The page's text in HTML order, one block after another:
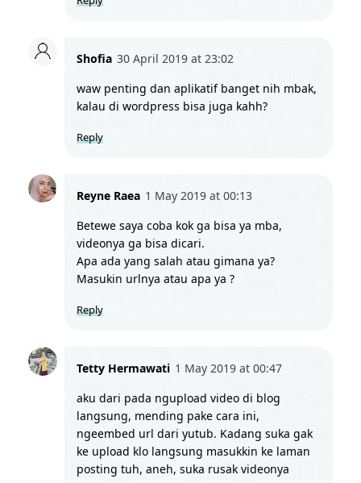
Shofia 30 April 2019 at 23:02
waw penting dan aplikatif banget nih mbak,
kalau di wordpress bisa juga kahh?
Reply
Reyne Raea 1 May 2019 at 00:13
Betewe saya coba kok ga bisa ya mba,
videonya ga bisa dicari.
Apa ada yang salah atau gimana ya?
Masukin urlnya atau apa ya ?
Reply
Tetty Hermawati 1 May 2019 at 00:47
aku dari pada ngupload video di blog
langsung, mending pake cara ini,
ngeembed url dari yutub. Kadang suka gak
ke upload klo langsung masukkin ke laman
posting tuh, aneh, suka rusak videonya